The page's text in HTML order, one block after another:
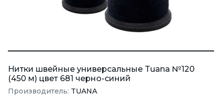
Нитки швейные универсальные Tuana №120
(450 м) цвет 681 черно-синий
Производитель: TUANA